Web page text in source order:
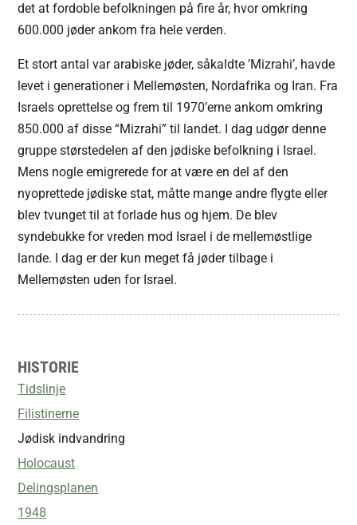
det at fordoble befolkningen på fire år, hvor omkring
600.000 jøder ankom fra hele verden.
Et stort antal var arabiske jøder, såkaldte ’Mizrahi’, havde
levet i generationer i Mellemøsten, Nordafrika og Iran. Fra
Israels oprettelse og frem til 1970’erne ankom omkring
850.000 af disse “Mizrahi” til landet. I dag udgør denne
gruppe størstedelen af den jødiske befolkning i Israel.
Mens nogle emigrerede for at være en del af den
nyoprettede jødiske stat, måtte mange andre flygte eller
blev tvunget til at forlade hus og hjem. De blev
syndebukke for vreden mod Israel i de mellemøstlige
lande. I dag er der kun meget få jøder tilbage i
Mellemøsten uden for Israel.
HISTORIE
Tidslinje
Filistinerne
Jødisk indvandring
Holocaust
Delingsplanen
1948